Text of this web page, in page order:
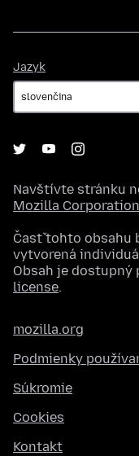
Jazyk
Navštívte stránku
Mozilla Corporation
Časť tohto obsahu
vytvorená
Obsah je dostupný
license.
mozilla.org
Podmienky
Súkromie
Cookies
Kontakt